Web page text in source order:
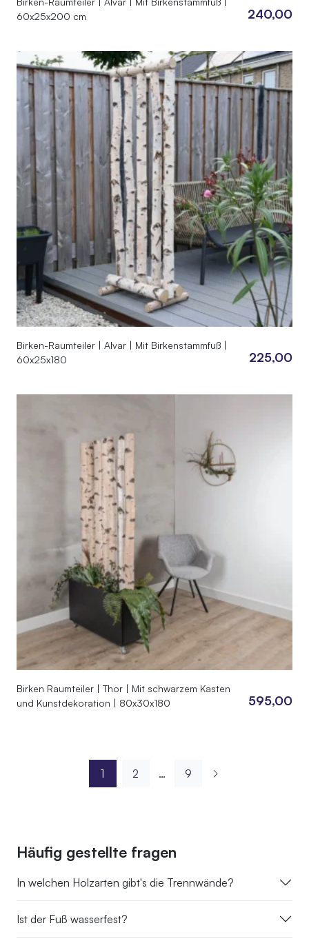
60x25x200 cm
240,00
Birken-Raumteiler | Alvar | Mit Birkenstammfuß |
60x25x180
225,00
Birken Raumteiler | Thor | Mit schwarzem Kasten
und Kunstdekoration | 80x30x180
595,00
1 2 … 9
Häufig gestellte fragen
In welchen Holzarten gibt's die Trennwände?
Ist der Fuß wasserfest?